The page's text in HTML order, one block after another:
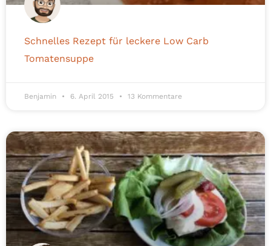
Schnelles Rezept für leckere Low Carb
Tomatensuppe
Benjamin 6. April 2015 13 Kommentare